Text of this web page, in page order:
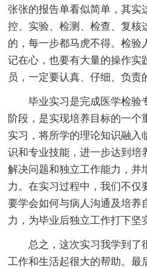
张张的报告单看似简单，其实
控、实验、检测、检查、复核
的，每一步都马虎不得。检验
记在心，也要有大量的操作实
员，一定要认真、仔细、负责
毕业实习是完成医学检验
阶段，是实现培养目标的一个
实习，将所学的理论知识融入
识和专业技能，进一步达到培
解决问题和独立工作能力，并
力。在实习过程中，我们不仅
要学会如何与病人沟通及培养
力，为毕业后独立工作打下坚
总之，这次实习我学到了
工作和生活起很大的帮助。最